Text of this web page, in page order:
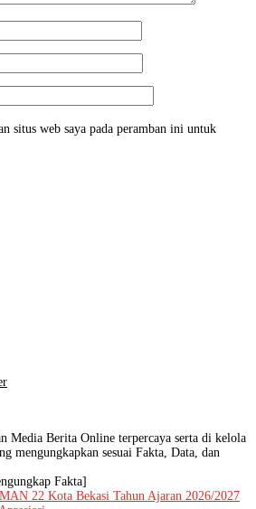
situs web saya pada peramban ini untuk
Media Berita Online terpercaya serta di kelola
mengungkapkan sesuai Fakta, Data, dan
Fakta]
22 Kota Bekasi Tahun Ajaran 2026/2027